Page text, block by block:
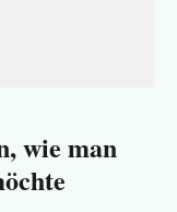
wie man